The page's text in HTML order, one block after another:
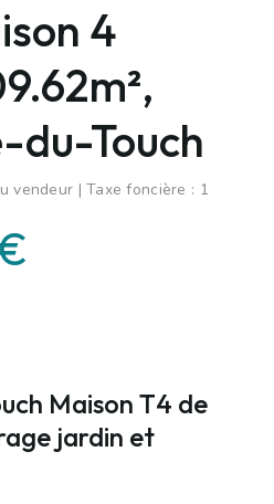
4
du-Touch
vendeur | Taxe foncière : 1
Maison T4 de
jardin et